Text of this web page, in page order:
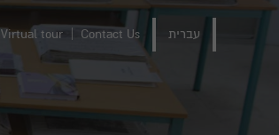
Virtual tour Contact Us עברית